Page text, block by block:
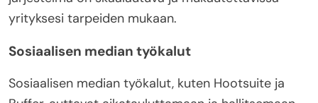
yrityksesi tarpeiden mukaan.
Sosiaalisen median työkalut
Sosiaalisen median työkalut, kuten Hootsuite ja